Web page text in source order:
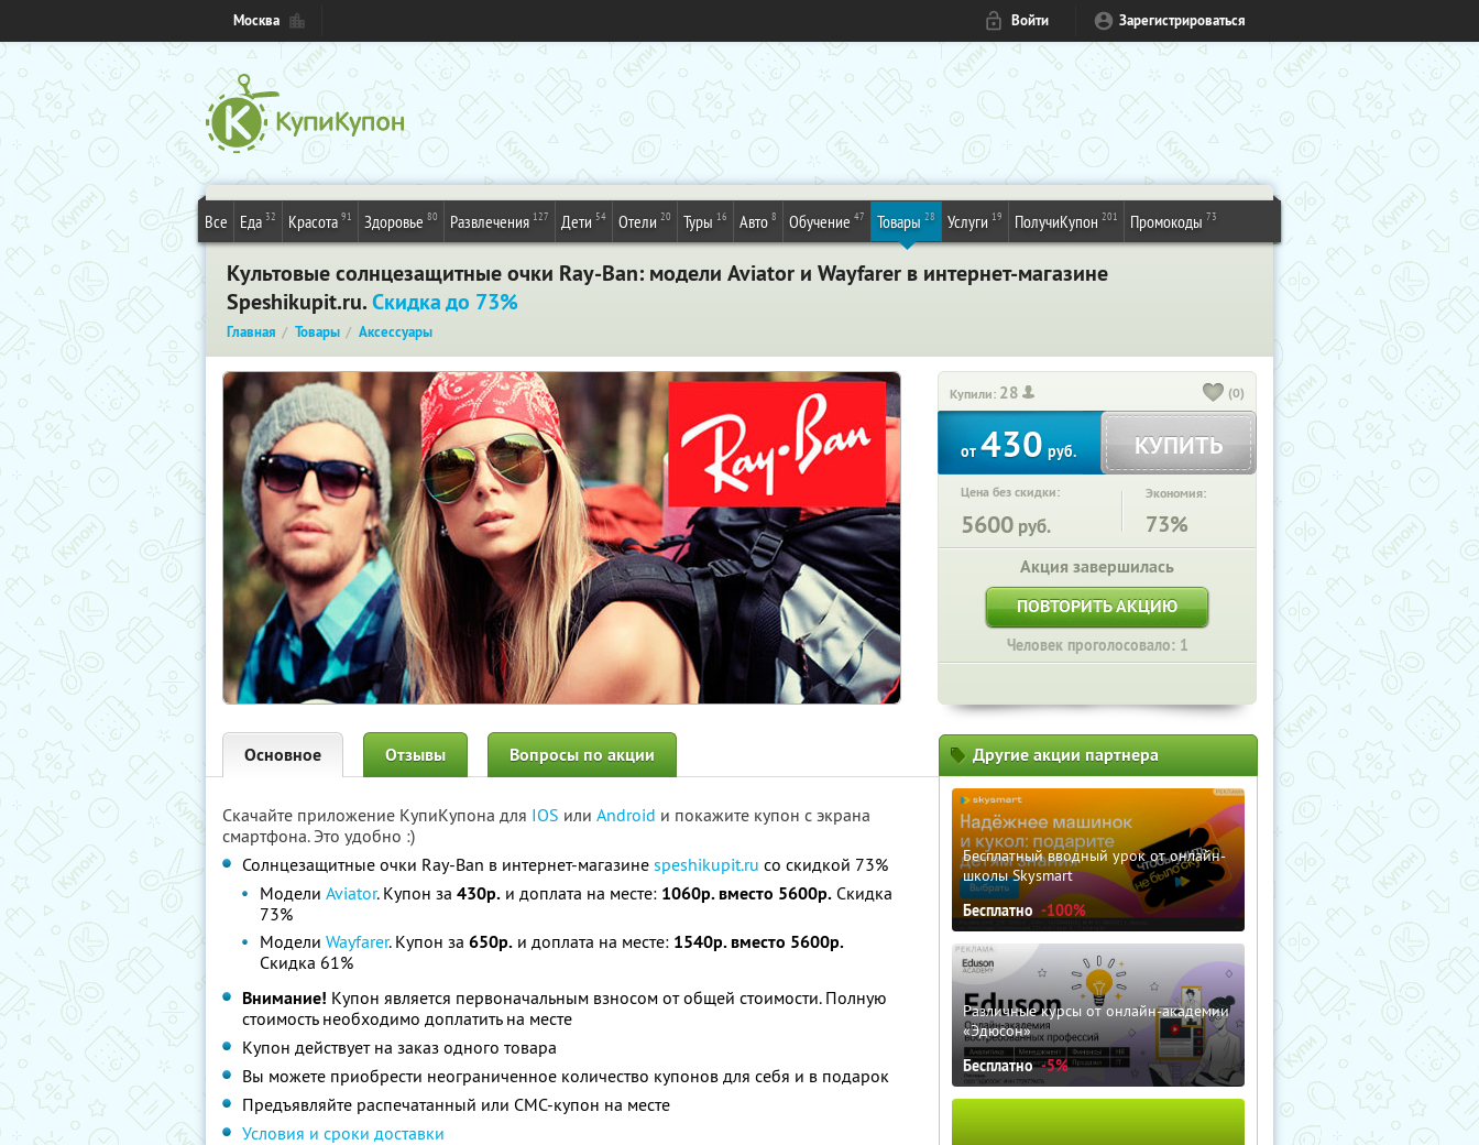
Москва Войти Зарегистрироваться
Все Еда 32 Красота 91 Здоровье 80 Развлечения 127 Дети 54 Отели 20 Туры 16 Авто 8 Обучение 47 Товары 28 Услуги 19 ПолучиКупон 201 Промокоды 73
Культовые солнцезащитные очки Ray-Ban: модели Aviator и Wayfarer в интернет-магазине
Speshikupit.ru.Скидка до 73%
Главная Товары Аксессуары
Купили: 28 (0)
от430руб. КУПИТЬ
Цена без скидки:
5600 руб.
Экономия:
73%
Акция завершилась
ПОВТОРИТЬ АКЦИЮ
Человек проголосовало: 1
Основное Отзывы Вопросы по акции
Скачайте приложение КупиКупона для IOS или Android и покажите купон с экрана
смартфона. Это удобно :)
Солнцезащитные очки Ray-Ban в интернет-магазине speshikupit.ru со скидкой 73%
Модели Aviator. Купон за 430р. и доплата на месте: 1060р. вместо 5600р. Скидка
73%
Модели Wayfarer. Купон за 650р. и доплата на месте: 1540р. вместо 5600р.
Скидка 61%
Внимание! Купон является первоначальным взносом от общей стоимости. Полную
стоимость необходимо доплатить на месте
Купон действует на заказ одного товара
Вы можете приобрести неограниченное количество купонов для себя и в подарок
Предъявляйте распечатанный или СМС-купон на месте
Условия и сроки доставки
Другие акции партнера
Бесплатный вводный урок от онлайн-
школы Skysmart
Бесплатно -100%
Различные курсы от онлайн-академии
«Эдюсон»
Бесплатно -5%